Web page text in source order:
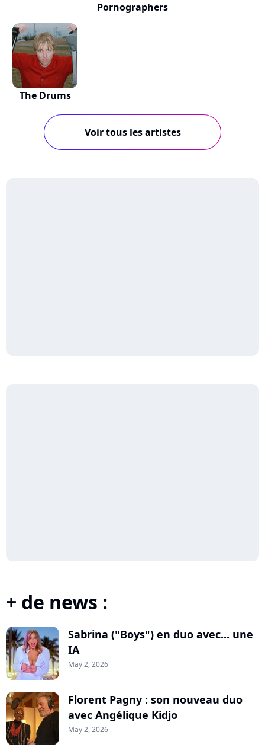
Pornographers
The Drums
Voir tous les artistes
+ de news :
Sabrina ("Boys") en duo avec... une
IA
May 2, 2026
Florent Pagny : son nouveau duo
avec Angélique Kidjo
May 2, 2026